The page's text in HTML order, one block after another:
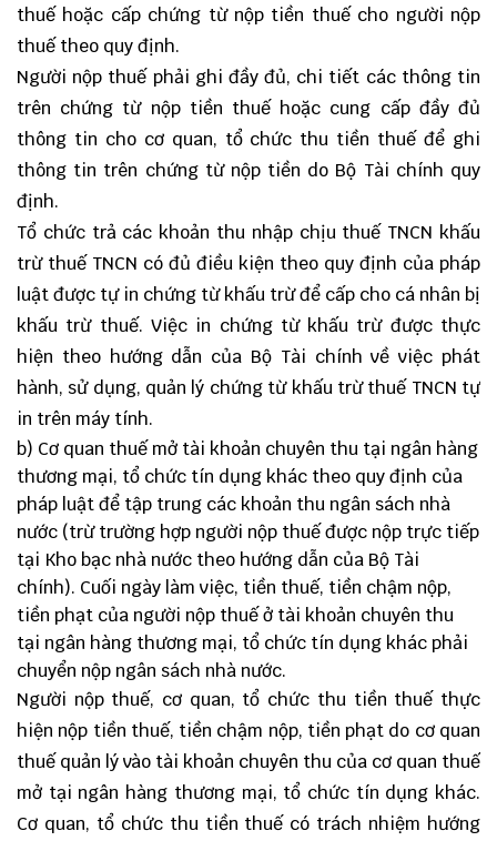
thuế hoặc cấp chứng từ nộp tiền thuế cho người nộp
thuế theo quy định.
Người nộp thuế phải ghi đầy đủ, chi tiết các thông tin
trên chứng từ nộp tiền thuế hoặc cung cấp đầy đủ
thông tin cho cơ quan, tổ chức thu tiền thuế để ghi
thông tin trên chứng từ nộp tiền do Bộ Tài chính quy
định.
Tổ chức trả các khoản thu nhập chịu thuế TNCN khấu
trừ thuế TNCN có đủ điều kiện theo quy định của pháp
luật được tự in chứng từ khấu trừ để cấp cho cá nhân bị
khấu trừ thuế. Việc in chứng từ khấu trừ được thực
hiện theo hướng dẫn của Bộ Tài chính về việc phát
hành, sử dụng, quản lý chứng từ khấu trừ thuế TNCN tự
in trên máy tính.
b) Cơ quan thuế mở tài khoản chuyên thu tại ngân hàng
thương mại, tổ chức tín dụng khác theo quy định của
pháp luật để tập trung các khoản thu ngân sách nhà
nước (trừ trường hợp người nộp thuế được nộp trực tiếp
tại Kho bạc nhà nước theo hướng dẫn của Bộ Tài
chính). Cuối ngày làm việc, tiền thuế, tiền chậm nộp,
tiền phạt của người nộp thuế ở tài khoản chuyên thu
tại ngân hàng thương mại, tổ chức tín dụng khác phải
chuyển nộp ngân sách nhà nước.
Người nộp thuế, cơ quan, tổ chức thu tiền thuế thực
hiện nộp tiền thuế, tiền chậm nộp, tiền phạt do cơ quan
thuế quản lý vào tài khoản chuyên thu của cơ quan thuế
mở tại ngân hàng thương mại, tổ chức tín dụng khác.
Cơ quan, tổ chức thu tiền thuế có trách nhiệm hướng